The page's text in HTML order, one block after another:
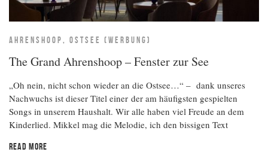
AHRENSHOOP, OSTSEE (WERBUNG)
The Grand Ahrenshoop – Fenster zur See
„Oh nein, nicht schon wieder an die Ostsee…“ – dank unseres
Nachwuchs ist dieser Titel einer der am häufigsten gespielten
Songs in unserem Haushalt. Wir alle haben viel Freude an dem
Kinderlied. Mikkel mag die Melodie, ich den bissigen Text
READ MORE